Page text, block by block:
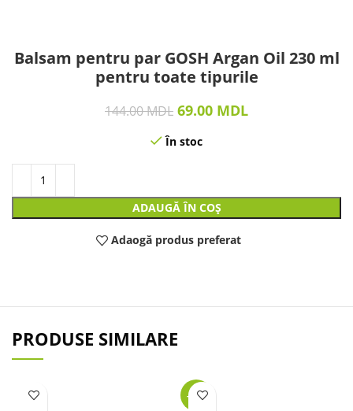
Balsam pentru par GOSH Argan Oil 230 ml
pentru toate tipurile
144.00MDL 69.00 MDL
În stoc
ADAUGĂ ÎN COȘ
Adaogă produs preferat
PRODUSE SIMILARE
-23%